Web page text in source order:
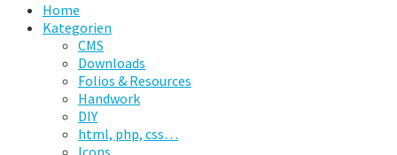
Home
Kategorien
CMS
Downloads
Folios & Resources
Handwork
DIY
html, php, css…